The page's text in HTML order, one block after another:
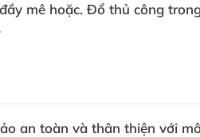
mê hoặc. Đổ thủ công
an toàn và thân thiện với